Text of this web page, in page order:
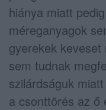
hiánya miatt
méreganyagok
gyerekek
sem tudnak
szilárdságuk
a csonttörés az ő